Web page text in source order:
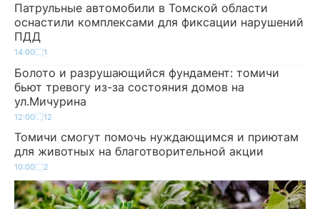
Патрульные автомобили в Томской области
оснастили комплексами для фиксации нарушений
ПДД
14:00 1
Болото и разрушающийся фундамент: томичи
бьют тревогу из-за состояния домов на
ул.Мичурина
12:00 12
Томичи смогут помочь нуждающимся и приютам
для животных на благотворительной акции
10:00 2